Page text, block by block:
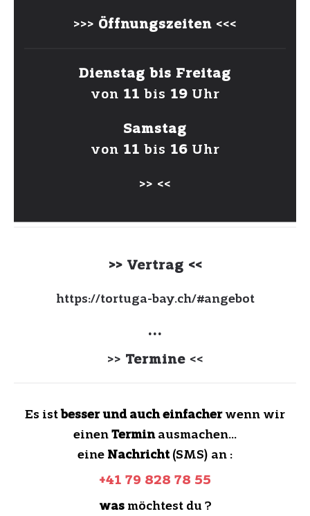
~ be yourself ~
everyone else is already
>>> Öffnungszeiten <<<
Dienstag bis Freitag
von 11 bis 19Uhr
Samstag
von 11 bis 16Uhr
>> <<
>> Vertrag <<
https://tortuga-bay.ch/#angebot
...
>> Termine<<
Es istbesser und auch einfacherwenn wir
einenTerminausmachen…
eine Nachricht(SMS) an :
+41 79 828 78 55
was möchtest du ?